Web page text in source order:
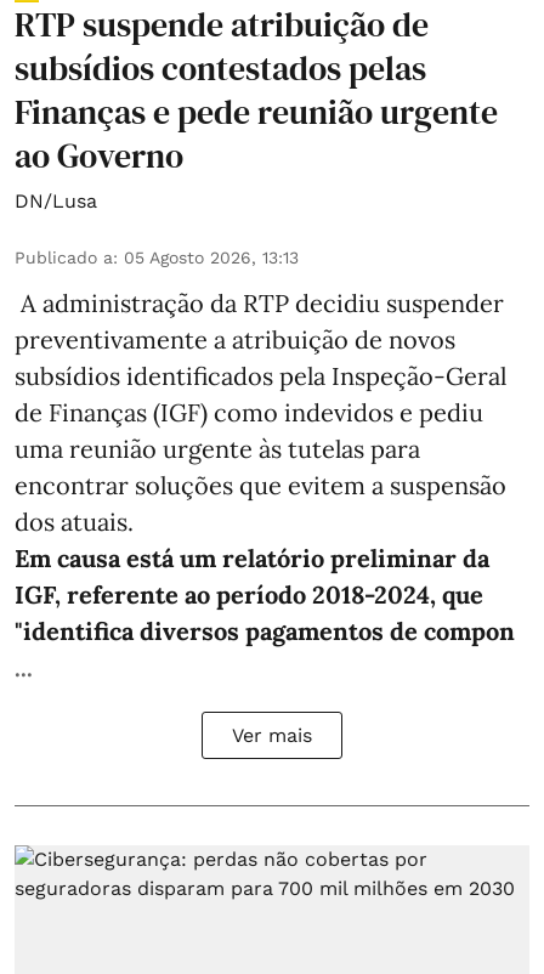
RTP suspende atribuição de
subsídios contestados pelas
Finanças e pede reunião urgente
ao Governo
DN/Lusa
Publicado a: 05 Agosto 2026, 13:13
A administração da RTP decidiu suspender
preventivamente a atribuição de novos
subsídios identificados pela Inspeção-Geral
de Finanças (IGF) como indevidos e pediu
uma reunião urgente às tutelas para
encontrar soluções que evitem a suspensão
dos atuais.
Em causa está um relatório preliminar da
IGF, referente ao período 2018-2024, que
"identifica diversos pagamentos de compon
...
Ver mais